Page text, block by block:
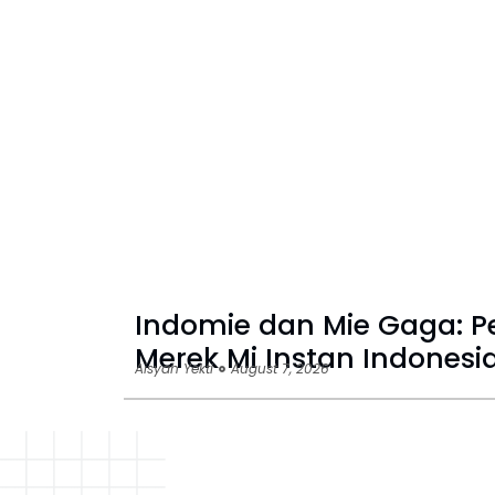
Indomie dan Mie Gaga:
Merek Mi Instan
Aisyah Yekti August 7, 2026